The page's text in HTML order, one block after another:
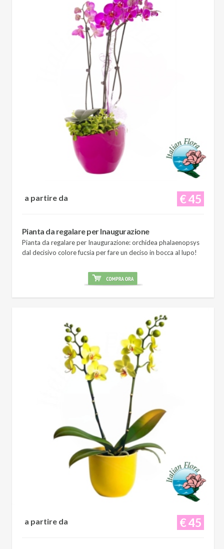
€ 45
a partire da
Pianta da regalare per Inaugurazione
Pianta da regalare per Inaugurazione: orchidea phalaenopsys
dal decisivo colore fucsia per fare un deciso in bocca al lupo!
€ 45
a partire da